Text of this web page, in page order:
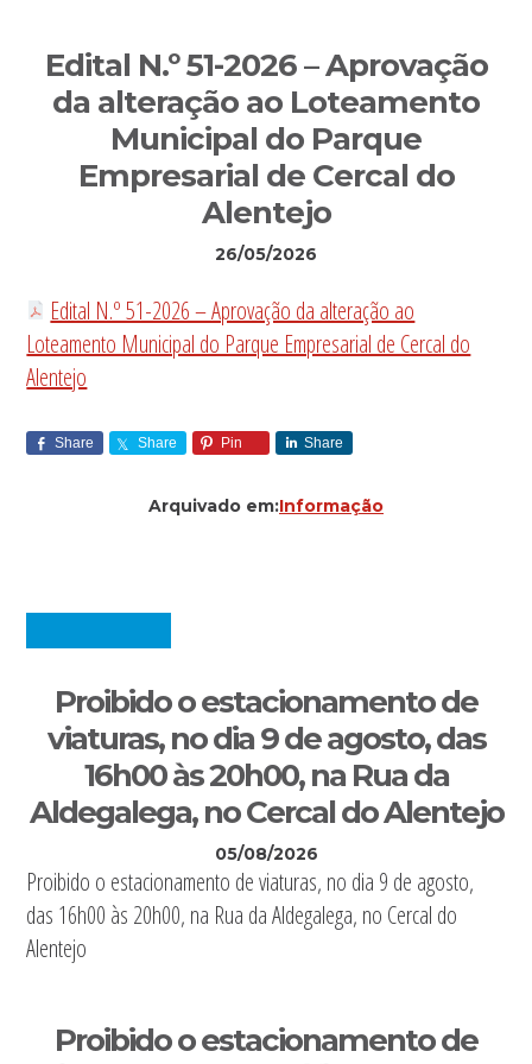
Edital N.º 51-2026 – Aprovação
da alteração ao Loteamento
Municipal do Parque
Empresarial de Cercal do
Alentejo
26/05/2026
Edital N.º 51-2026 – Aprovação da alteração ao
Loteamento Municipal do Parque Empresarial de Cercal do
Alentejo
Share Share Pin Share
Arquivado em:Informação
Proibido o estacionamento de
viaturas, no dia 9 de agosto, das
16h00 às 20h00, na Rua da
Aldegalega, no Cercal do Alentejo
05/08/2026
Proibido o estacionamento de viaturas, no dia 9 de agosto,
das 16h00 às 20h00, na Rua da Aldegalega, no Cercal do
Alentejo
Proibido o estacionamento de
Sidebar
primária